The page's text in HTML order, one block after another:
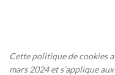
Cette politique de cookies
mars 2024 et s’applique